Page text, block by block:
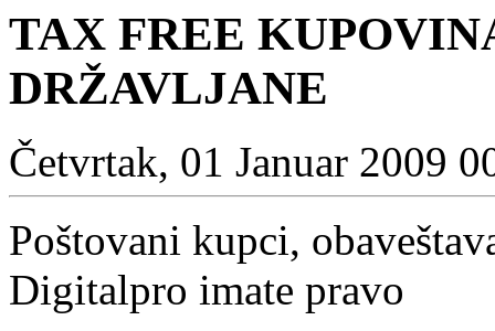
TAX FREE
DRŽAVLJANE
Četvrtak, 01 Januar 2009
Poštovani kupci,
Digitalpro imate pravo